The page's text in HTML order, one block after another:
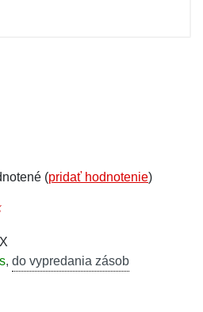
(pridať hodnotenie)
, do vypredania zásob